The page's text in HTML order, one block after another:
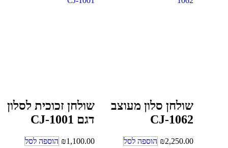
שולחן סלון מעוצב
CJ-1062
₪2,250.00 הוספה לסל
שולחן זכוכית לסלון
דגם CJ-1001
₪ 1,100.00 הוספה לסל